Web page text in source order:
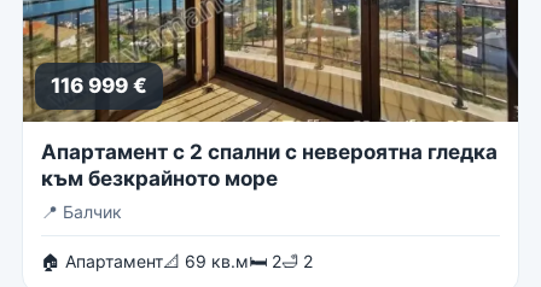
116 999 €
Апартамент с 2 спални с невероятна гледка
към безкрайното море
📍 Балчик
🏠 Апартамент📐 69 кв.м🛏 2🛁 2